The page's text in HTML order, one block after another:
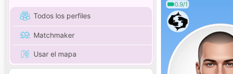
Todos los perfiles
Matchmaker
Usar el mapa
0.9/1